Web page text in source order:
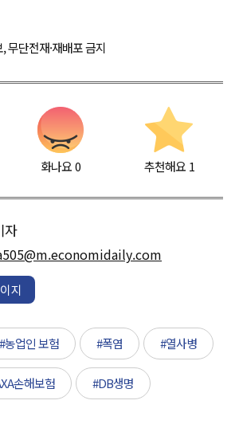
단전재·재배포 금지
화나요0 추천해요 1
자
지
#농업인 보험 #폭염 #열사병
손해보험 #DB생명